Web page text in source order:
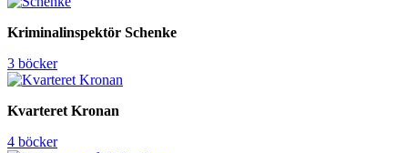
Kriminalinspektör Schenke
3 böcker
Kvarteret Kronan
4 böcker